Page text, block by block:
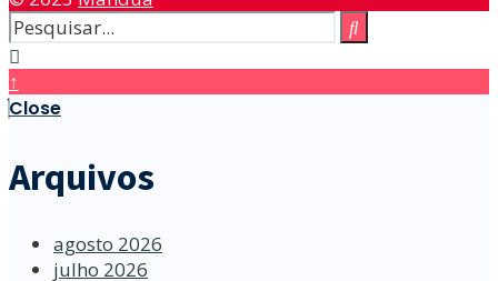
↑
Close
Arquivos
agosto 2026
julho 2026